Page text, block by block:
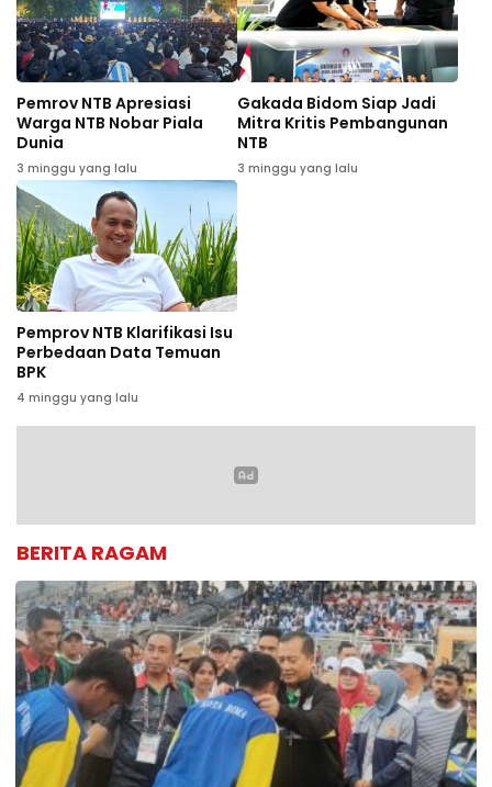
Pemrov NTB Apresiasi
Warga NTB Nobar Piala
Dunia
3 minggu yang lalu
Gakada Bidom Siap Jadi
Mitra Kritis Pembangunan
NTB
3 minggu yang lalu
Pemprov NTB Klarifikasi Isu
Perbedaan Data Temuan
BPK
4 minggu yang lalu
BERITA RAGAM